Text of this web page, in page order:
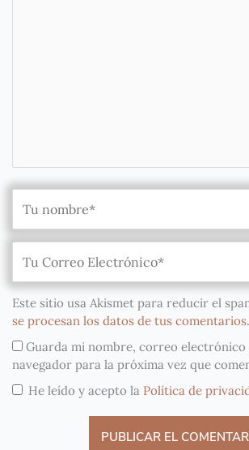
Este sitio usa Akismet para reducir el
se procesan los datos de tus comentarios.
Guarda mi nombre, correo electrónico
navegador para la próxima vez que
He leído y acepto la Política de